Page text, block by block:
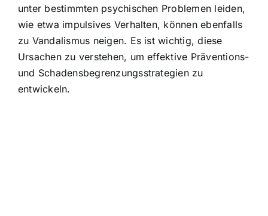
unter bestimmten psychischen Problemen leiden,
wie etwa impulsives Verhalten, können ebenfalls
zu Vandalismus neigen. Es ist wichtig, diese
Ursachen zu verstehen, um effektive Präventions-
und Schadensbegrenzungsstrategien zu
entwickeln.